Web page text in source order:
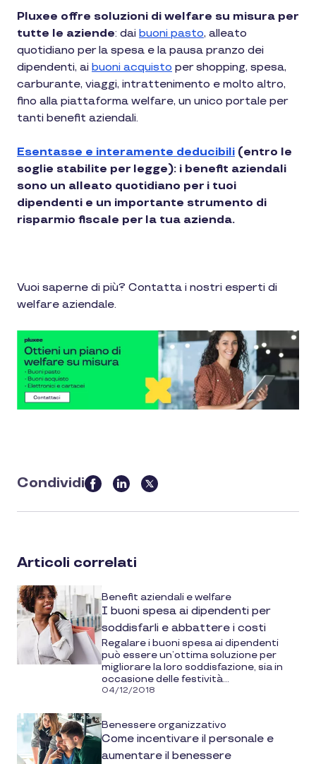
Pluxee offre soluzioni di welfare su misura per
tutte le aziende: dai buoni pasto, alleato
quotidiano per la spesa e la pausa pranzo dei
dipendenti, ai buoni acquisto per shopping, spesa,
carburante, viaggi, intrattenimento e molto altro,
fino alla piattaforma welfare, un unico portale per
tanti benefit aziendali.
Esentasse e interamente deducibili (entro le
soglie stabilite per legge): i benefit aziendali
sono un alleato quotidiano per i tuoi
dipendenti e un importante strumento di
risparmio fiscale per la tua azienda.
Vuoi saperne di più? Contatta i nostri esperti di
welfare aziendale.
Condividi
this
article
media
Articoli correlati
Benefit aziendali e welfare
I buoni spesa ai dipendenti per
soddisfarli e abbattere i costi
Regalare i buoni spesa ai dipendenti
può essere un’ottima soluzione per
migliorare la loro soddisfazione, sia in
occasione delle festività...
04/12/2018
Benessere organizzativo
Come incentivare il personale e
aumentare il benessere